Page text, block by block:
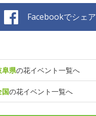
Facebookでシェア
阜県の花イベント一覧へ
国の花イベント一覧へ